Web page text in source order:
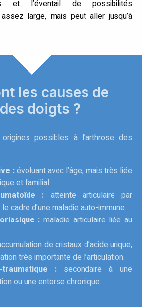
et l’éventail de possibilités
large, mais peut aller jusqu’à
les causes de
doigts ?
possibles à l’arthrose des
:évoluant avec l’âge, mais très liée
et familial.
: atteinte articulaire par
cadre d’une maladie auto-immune.
: maladie articulaire liée au
de cristaux d’acide urique,
très importante de l’articulation.
: secondaire à une
ou une entorse chronique.